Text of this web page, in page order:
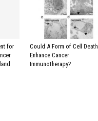
for
Could A Form of Cell Death
Enhance Cancer
Immunotherapy?